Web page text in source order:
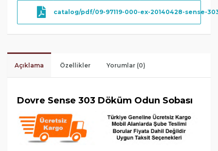
catalog/pdf/09-97119-000-ex-20140428-sense-
Açıklama Özellikler Yorumlar (0)
Dovre Sense 303 Döküm Odun Sobası